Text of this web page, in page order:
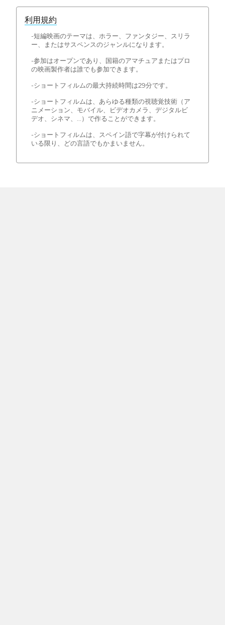
利用規約
-短編映画のテーマは、ホラー、ファンタジー、スリラ
ー、またはサスペンスのジャンルになります。
-参加はオープンであり、国籍のアマチュアまたはプロ
の映画製作者は誰でも参加できます。
-ショートフィルムの最大持続時間は29分です。
-ショートフィルムは、あらゆる種類の視聴覚技術（ア
ニメーション、モバイル、ビデオカメラ、デジタルビ
デオ、シネマ、...）で作ることができます。
-ショートフィルムは、スペイン語で字幕が付けられて
いる限り、どの言語でもかまいません。